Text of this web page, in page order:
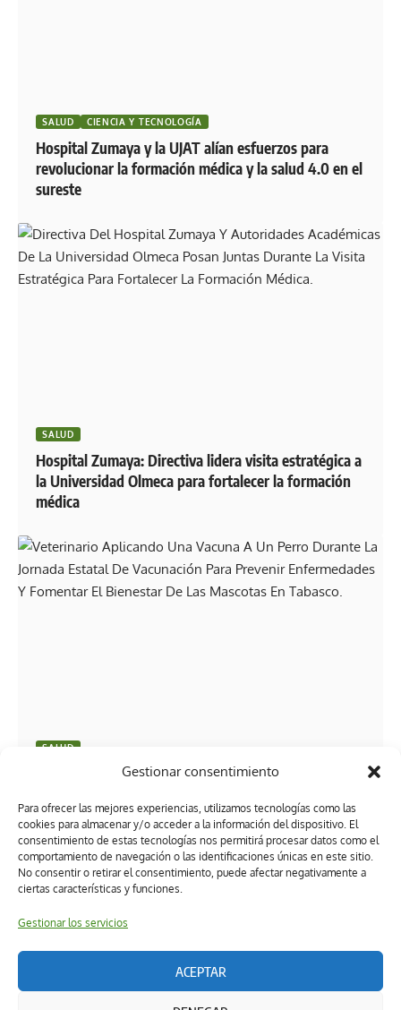
Gestionar consentimiento
Para ofrecer las mejores experiencias, utilizamos tecnologías como las
cookies para almacenar y/o acceder a la información del dispositivo. El
consentimiento de estas tecnologías nos permitirá procesar datos como el
comportamiento de navegación o las identificaciones únicas en este sitio.
No consentir o retirar el consentimiento, puede afectar negativamente a
ciertas características y funciones.
Gestionar los servicios
ACEPTAR
SALUD CIENCIA Y TECNOLOGÍA
Hospital Zumaya y la UJAT alían esfuerzos para
revolucionar la formación médica y la salud 4.0 en el
sureste
SALUD
Hospital Zumaya: Directiva lidera visita estratégica a
la Universidad Olmeca para fortalecer la formación
médica
SALUD
Guía esencial para proteger a tus mascotas del calor